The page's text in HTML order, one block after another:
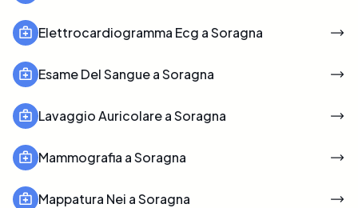
Elettrocardiogramma Ecg a Soragna
Esame Del Sangue a Soragna
Lavaggio Auricolare a Soragna
Mammografia a Soragna
Mappatura Nei a Soragna